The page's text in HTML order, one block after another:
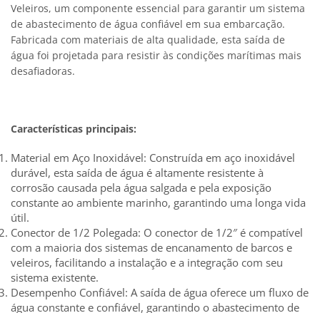
Veleiros, um componente essencial para garantir um sistema
de abastecimento de água confiável em sua embarcação.
Fabricada com materiais de alta qualidade, esta saída de
água foi projetada para resistir às condições marítimas mais
desafiadoras.
Características principais:
Material em Aço Inoxidável: Construída em aço inoxidável
durável, esta saída de água é altamente resistente à
corrosão causada pela água salgada e pela exposição
constante ao ambiente marinho, garantindo uma longa vida
útil.
Conector de 1/2 Polegada: O conector de 1/2″ é compatível
com a maioria dos sistemas de encanamento de barcos e
veleiros, facilitando a instalação e a integração com seu
sistema existente.
Desempenho Confiável: A saída de água oferece um fluxo de
água constante e confiável, garantindo o abastecimento de